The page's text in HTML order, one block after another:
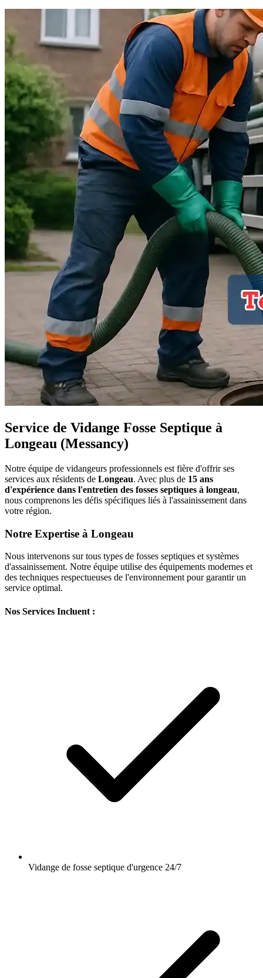
Service de Vidange Fosse Septique à
Longeau (Messancy)
Notre équipe de vidangeurs professionnels est fière d'offrir ses
services aux résidents de Longeau. Avec plus de 15 ans
d'expérience dans l'entretien des fosses septiques à longeau,
nous comprenons les défis spécifiques liés à l'assainissement dans
votre région.
Notre Expertise à Longeau
Nous intervenons sur tous types de fosses septiques et systèmes
d'assainissement. Notre équipe utilise des équipements modernes et
des techniques respectueuses de l'environnement pour garantir un
service optimal.
Nos Services Incluent :
Vidange de fosse septique d'urgence 24/7